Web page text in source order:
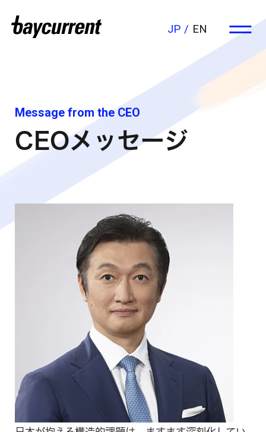
EN
JP
Message from the CEO
CEOメッセージ